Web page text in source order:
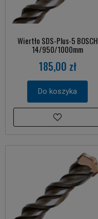
Wiertło SDS-Plus-5 BOSCH
14/950/1000mm
185,00 zł
Do koszyka